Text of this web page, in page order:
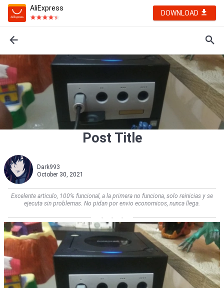
AliExpress
DOWNLOAD
Post Title
Dark993
October 30, 2021
Excelente articulo, 100% funcional, a la primera no funciona, solo reinicias y se
ejecuta sin problemas. No pidan por envio economicos, nunca llega.